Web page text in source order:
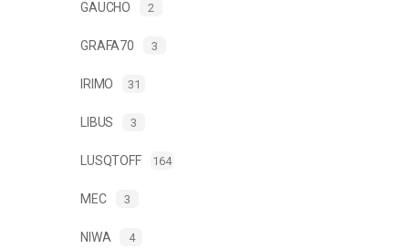
GAUCHO 2
GRAFA70 3
IRIMO 31
LIBUS 3
LUSQTOFF 164
MEC 3
NIWA 4